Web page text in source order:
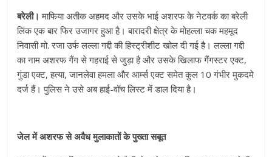
बरेली। माफिया अतीक अहमद और उसके भाई अशरफ के नेटवर्क का बरेली
लिंक एक बार फिर उजागर हुआ है। बारादरी क्षेत्र के मोहल्ला चक महमूद
निवासी मो. रजा उर्फ लल्ला गद्दी की हिस्ट्रीशीट खोल दी गई है। लल्ला गद्दी
का नाम अशरफ गैंग से गहराई से जुड़ा है और उसके खिलाफ गैंगस्टर एक्ट,
गुंडा एक्ट, हत्या, जानलेवा हमला और आर्म्स एक्ट समेत कुल 10 गंभीर मुकदमे
दर्ज हैं। पुलिस ने उसे अब हाई-वॉच लिस्ट में डाल दिया है।
जेल में अशरफ से अवैध मुलाकातों के पुख्ता सबूत